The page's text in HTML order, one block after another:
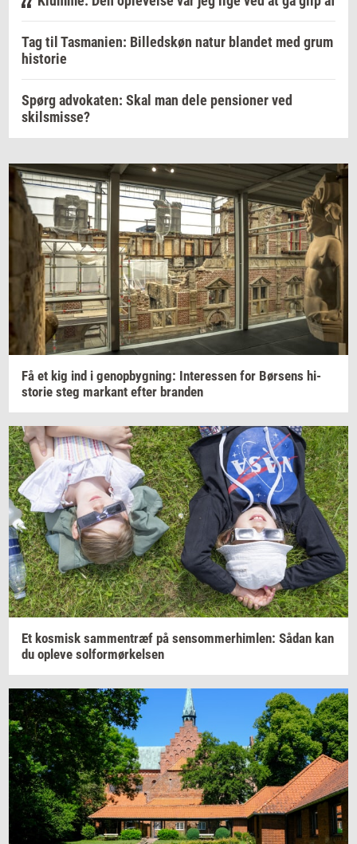
Tag til Tasmanien: Billedskøn natur blandet med grum
historie
Spørg advokaten: Skal man dele pensioner ved
skilsmisse?
Få et kig ind i genop­byg­ning: In­ter­es­sen for Bør­sens hi­
sto­rie steg mar­kant efter bran­den
Et kos­misk sam­men­træf på sen­som­mer­him­len: Sådan kan
du op­le­ve sol­for­mør­kel­sen